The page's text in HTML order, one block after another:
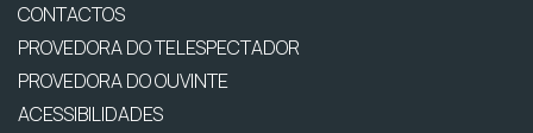
CONTACTOS
PROVEDORA DO TELESPECTADOR
PROVEDORA DO OUVINTE
ACESSIBILIDADES